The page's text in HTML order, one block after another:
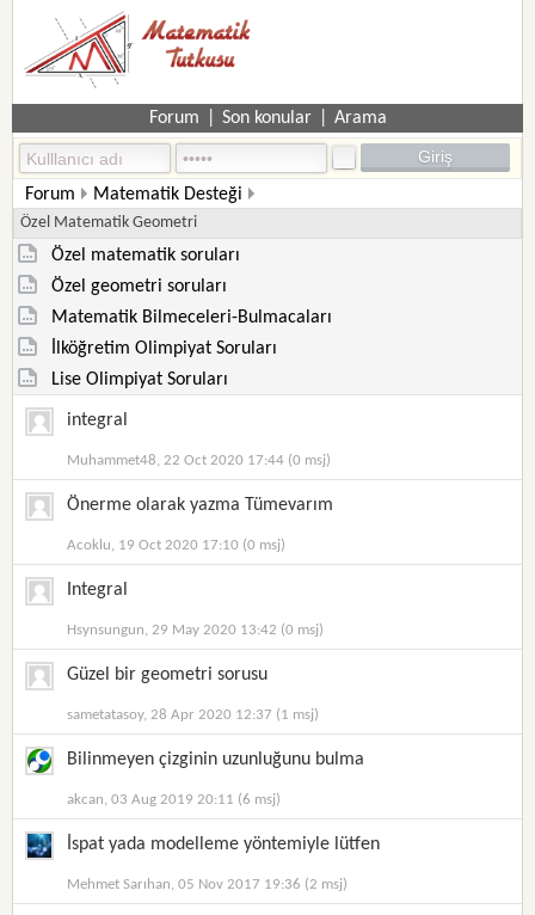
Forum Son konular Arama
Forum Matematik Desteği
Özel Matematik Geometri
Özel matematik soruları
Özel geometri soruları
Matematik Bilmeceleri-Bulmacaları
İlköğretim Olimpiyat Soruları
Lise Olimpiyat Soruları
integral
Muhammet48, 22 Oct 2020 17:44 (0 msj)
Önerme olarak yazma Tümevarım
Acoklu, 19 Oct 2020 17:10 (0 msj)
Integral
Hsynsungun, 29 May 2020 13:42 (0 msj)
Güzel bir geometri sorusu
sametatasoy, 28 Apr 2020 12:37 (1 msj)
Bilinmeyen çizginin uzunluğunu bulma
akcan, 03 Aug 2019 20:11 (6 msj)
İspat yada modelleme yöntemiyle lütfen
Mehmet Sarıhan, 05 Nov 2017 19:36 (2 msj)